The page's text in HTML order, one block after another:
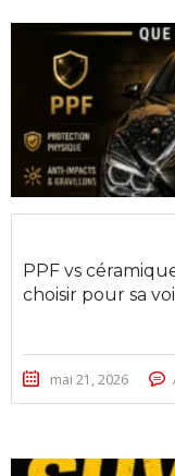
PPF vs
choisir pour sa
mai 21, 2026